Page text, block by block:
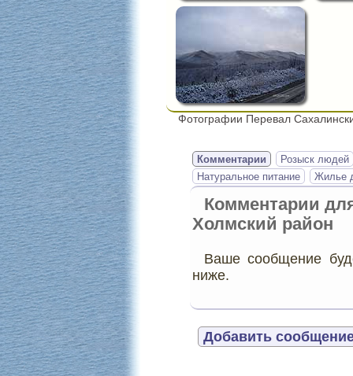
Фотографии Перевал
Комментарии
Розыск людей
Натуральное питание
Жилье
Комментарии
Холмский район
Ваше сообщение
ниже.
Добавить